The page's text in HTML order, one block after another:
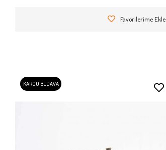
Favorilerime Ekle
KARGO BEDAVA